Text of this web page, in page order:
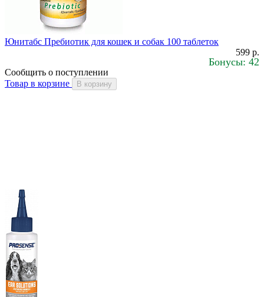
Юнитабс Пребиотик для кошек и собак 100 таблеток
599 р.
Бонусы: 42
Сообщить о поступлении
Товар в корзине
В корзину